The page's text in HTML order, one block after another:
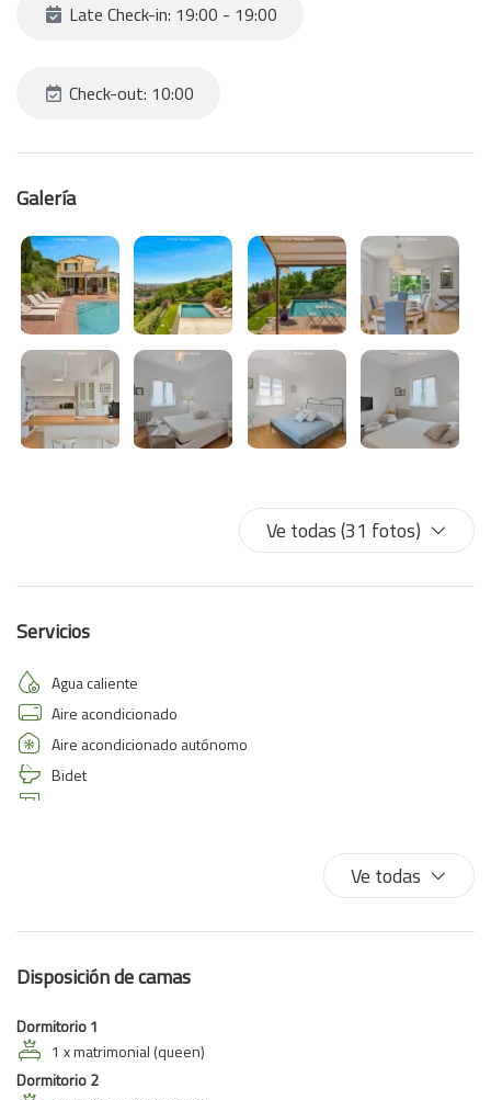
Late Check-in: 19:00 - 19:00
Check-out: 10:00
Galería
Ve todas (31 fotos)
Servicios
Agua caliente
Aire acondicionado
Aire acondicionado autónomo
Bidet
Cocina
Ducha
Equipo de planchado
Estacionamiento gratis
Extintor
Ve todas
Disposición de camas
Dormitorio 1
1 x matrimonial (queen)
Dormitorio 2